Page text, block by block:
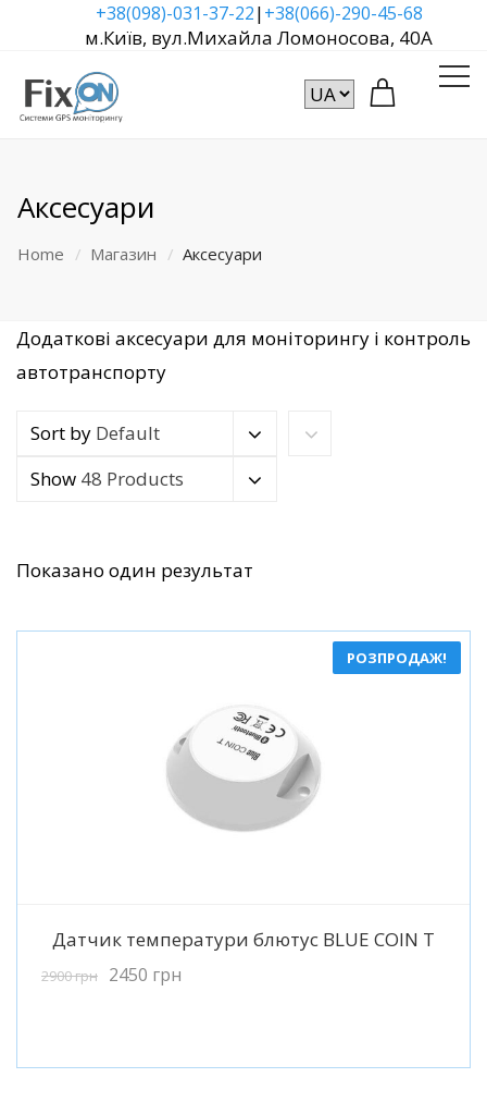
+38(098)-031-37-22|+38(066)-290-45-68
м.Київ, вул.Михайла Ломоносова, 40А
Аксесуари
Home Магазин Аксесуари
Додаткові аксесуари для моніторингу і контроль
автотранспорту
Sort by Default
Show 48 Products
Показано один результат
РОЗПРОДАЖ!
Детальніше
Датчик температури блютус BLUE COIN T
2900грн 2450 грн